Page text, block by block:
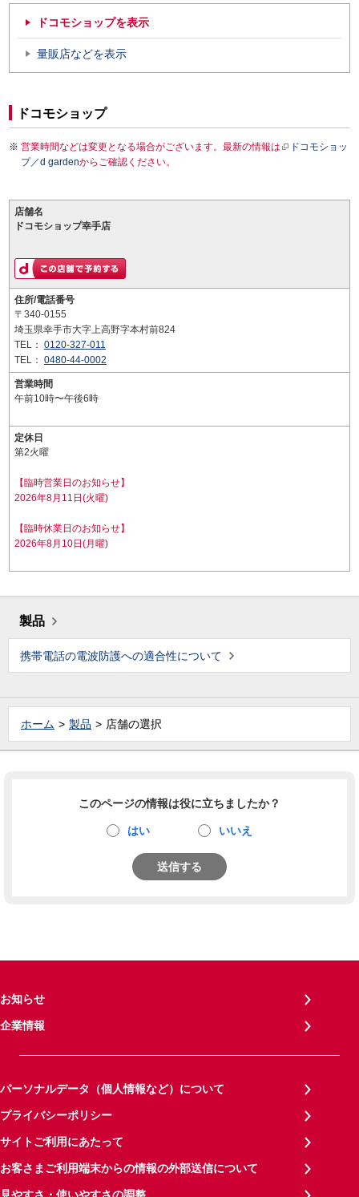
ドコモショップを表示
量販店などを表示
ドコモショップ
営業時間などは変更となる場合がございます。最新の情報は
ドコモショッ
プ／d gardenからご確認ください。
店舗名
ドコモショップ幸手店
住所/電話番号
〒340-0155
埼玉県幸手市大字上高野字本村前824
TEL： 0120-327-011
TEL： 0480-44-0002
営業時間
午前10時〜午後6時
定休日
第2火曜
【臨時営業日のお知らせ】
2026年8月11日(火曜)
【臨時休業日のお知らせ】
2026年8月10日(月曜)
製品
携帯電話の電波防護への適合性について
ホーム 製品 店舗の選択
このページの情報は役に立ちましたか？
はい いいえ
送信する
お知らせ
企業情報
パーソナルデータ（個人情報など）について
プライバシーポリシー
サイトご利用にあたって
お客さまご利用端末からの情報の外部送信について